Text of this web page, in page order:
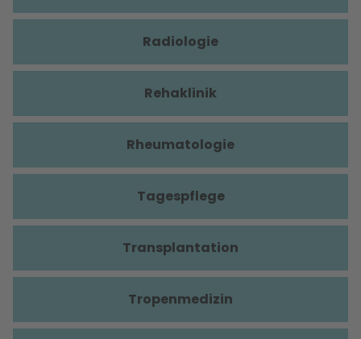
Radiologie
Rehaklinik
Rheumatologie
Tagespflege
Transplantation
Tropenmedizin